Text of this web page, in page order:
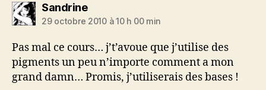
Sandrinedit :
29 octobre 2010 à 10 h 00 min
Pas mal ce cours… j’t’avoue que j’utilise des
pigments un peu n’importe comment a mon
grand damn… Promis, j’utiliserais des bases !